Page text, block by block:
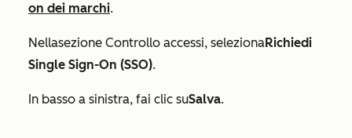
on dei marchi.
Nellasezione Controllo accessi, selezionaRichiedi
Single Sign-On (SSO).
In basso a sinistra, fai clic suSalva.